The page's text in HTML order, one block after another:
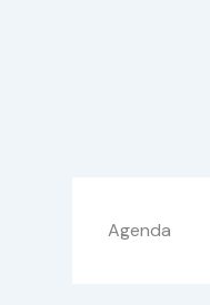
Agenda